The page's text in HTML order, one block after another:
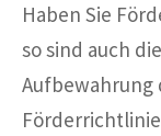
Haben Sie
so sind auch